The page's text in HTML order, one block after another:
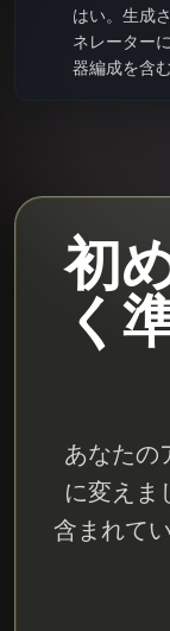
はい。生成
ネレーター
器編成を含
初
く
あなたの
に変えま
含まれて